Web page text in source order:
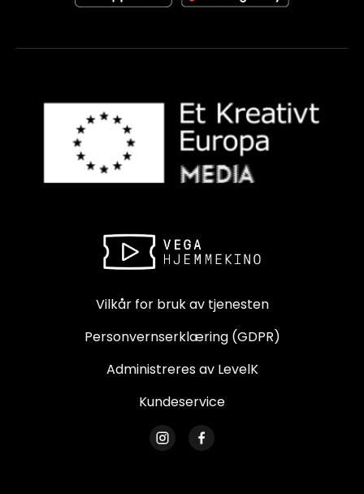
Vilkår for bruk av tjenesten
Personvernserklæring (GDPR)
Administreres av LevelK
Kundeservice